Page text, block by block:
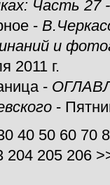
Часть 27
-
и
2011 г.
-
-
40 50 60 70
204 205 206